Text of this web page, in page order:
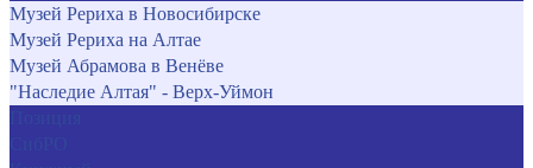
Музей Рериха в Новосибирске
Музей Рериха на Алтае
Музей Абрамова в Венёве
"Наследие Алтая" - Верх-Уймон